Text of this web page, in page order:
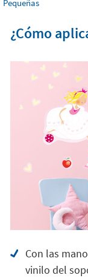
Pequeñas
¿Cómo
Con las
vinilo del